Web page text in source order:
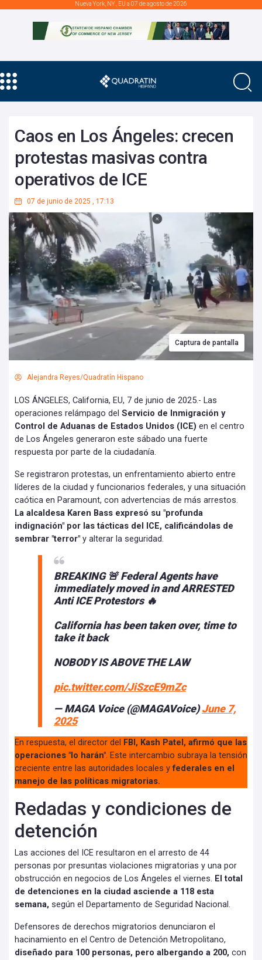
Nueva York, NY., EU a 07 de agosto de 2026
Caos en Los Ángeles: crecen
protestas masivas contra
operativos de ICE
07 de junio de 2025 , 17:13
Captura de pantalla
Alejandra Reyes/Quadratín Hispano
LOS ÁNGELES, California, EU, 7 de junio de 2025.- Las
operaciones relámpago del Servicio de Inmigración y
Control de Aduanas de Estados Unidos (ICE) en el centro
de Los Ángeles generaron este sábado una fuerte
respuesta por parte de la ciudadanía.
Se registraron protestas, un enfrentamiento abierto entre
líderes de la ciudad y funcionarios federales, y una situación
caótica en Paramount, con advertencias de más arrestos.
La alcaldesa Karen Bass expresó su "profunda
indignación" por las tácticas del ICE, calificándolas de
sembrar "terror" y alterar la seguridad.
BREAKING 🚨 Federal Agents have
immediately moved in and ARRESTED
Anti ICE Protestors 🔥
California has been taken over, time to
take it back
NOBODY IS ABOVE THE LAW
pic.twitter.com/JiSzcE9mZc
— MAGA Voice (@MAGAVoice)June 7,
2025
En respuesta, el director del
FBI, Kash Patel, afirmó que las
operaciones "lo harán". Este intercambio subraya la tensión
creciente entre las autoridades locales yfederales en el
manejo de las políticas migratorias.
Redadas y condiciones de
detención
Las acciones del ICE resultaron en el arresto de 44
personas por presuntas violaciones migratorias y una por
obstrucción en negocios de Los Ángeles el viernes. El total
de detenciones en la ciudad asciende a 118 esta
semana, según el Departamento de Seguridad Nacional.
Defensores de derechos migratorios denunciaron el
hacinamiento en el Centro de Detención Metropolitano,
diseñado para 100 personas, pero albergando a 200, con